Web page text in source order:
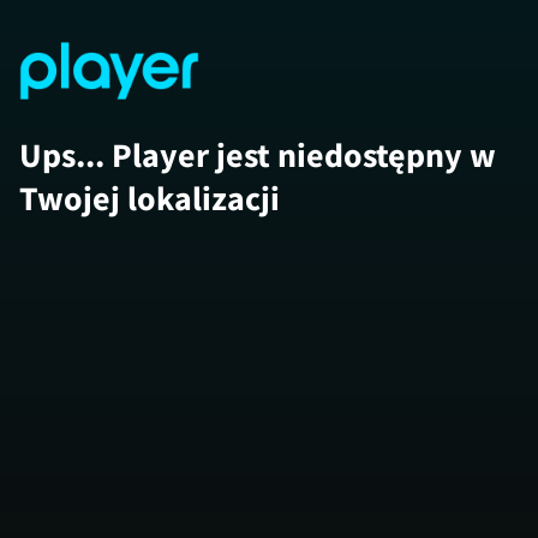
Ups... Player jest niedostępny w
Twojej lokalizacji